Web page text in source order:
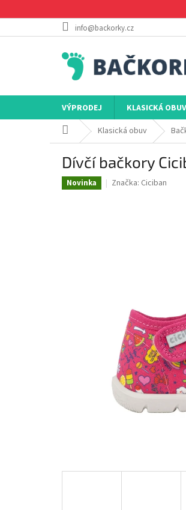
na
info@backorky.cz
VÝPRODEJ KLASICKÁ OBUV
Domů Klasická obuv
Dívčí bačkory
Novinka Značka: Ciciban